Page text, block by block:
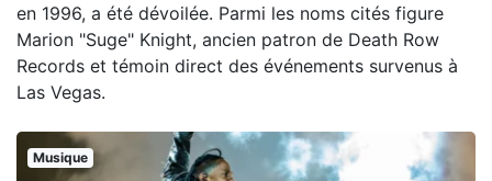
en 1996, a été dévoilée. Parmi les noms cités figure
Marion "Suge" Knight, ancien patron de Death Row
Records et témoin direct des événements survenus à
Las Vegas.
Musique